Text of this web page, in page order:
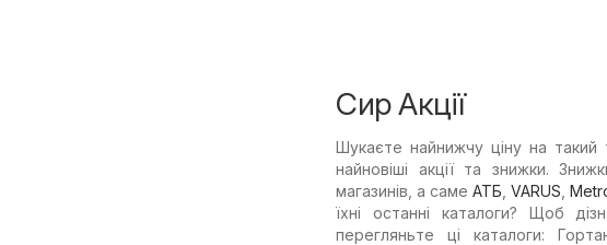
Сир Акції
Шукаєте найнижчу ціну на
найновіші акції та знижки.
магазинів, а саме АТБ VARUS
їхні останні каталоги? Щоб
перегляньте ці каталоги: